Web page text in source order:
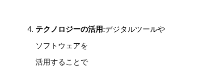
テクノロジーの活用:デジタルツールや
ソフトウェアを
活用することで